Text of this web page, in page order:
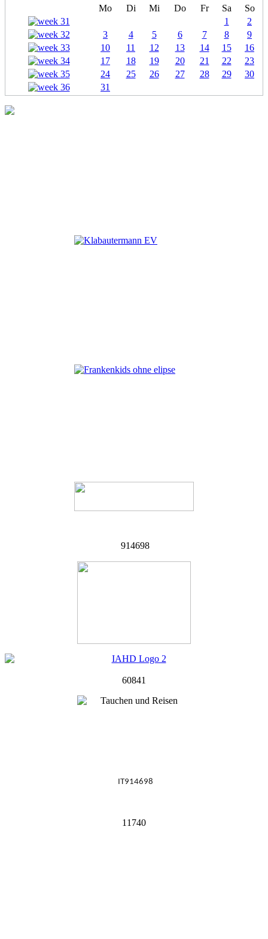
Mo Di Mi Do Fr Sa
So
1
2
3
4 5 6 7 8
9
10
11 12 13 14 15
16
17
18 19 20 21 22
23
24
25 26 27 28 29
30
31
914698
60841
IT914698
11740